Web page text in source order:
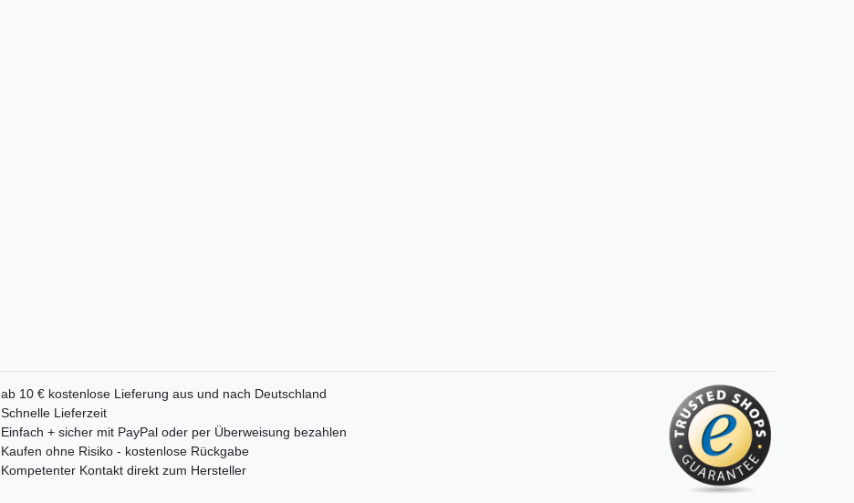
ab 10 € kostenlose Lieferung aus und nach Deutschland
Schnelle Lieferzeit
Einfach + sicher mit PayPal oder per Überweisung bezahlen
Kaufen ohne Risiko - kostenlose Rückgabe
Kompetenter Kontakt direkt zum Hersteller